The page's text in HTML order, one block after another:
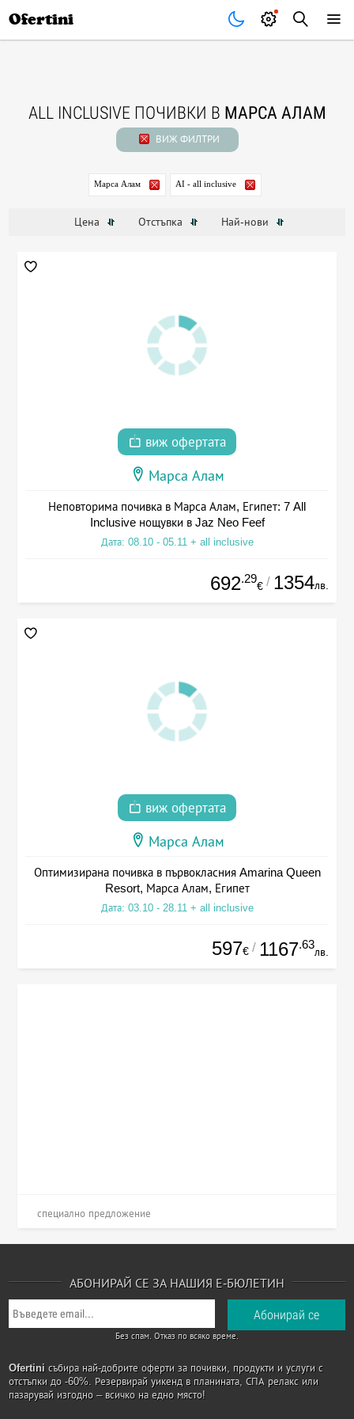
Ofertini
ALL INCLUSIVE ПОЧИВКИ В МАРСА АЛАМ
ВИЖ ФИЛТРИ
Марса Алам AI - all inclusive
Цена Отстъпка Най-нови
виж офертата
Марса Алам
Неповторима почивка в Марса Алам, Египет: 7 All
Inclusive нощувки в Jaz Neo Feef
Дата: 08.10 - 05.11 + all inclusive
692.29
€ / 1354лв.
виж офертата
Марса Алам
Оптимизирана почивка в първокласния Amarina Queen
Resort, Марса Алам, Египет
Дата: 03.10 - 28.11 + all inclusive
597€ / 1167.63
лв.
специално предложение
АБОНИРАЙ СЕ ЗА НАШИЯ Е-БЮЛЕТИН
Без спам. Отказ по всяко време.
Ofertini събира най-добрите оферти за почивки, продукти и услуги с
отстъпки до -60%. Резервирай уикенд в планината, СПА релакс или
пазарувай изгодно – всичко на едно място!